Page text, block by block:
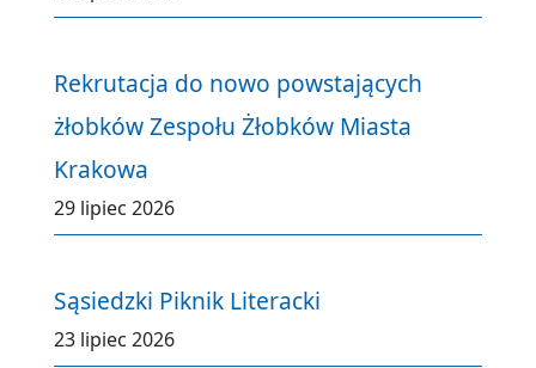
Rekrutacja do nowo powstających
żłobków Zespołu Żłobków Miasta
Krakowa
29 lipiec 2026
Sąsiedzki Piknik Literacki
23 lipiec 2026